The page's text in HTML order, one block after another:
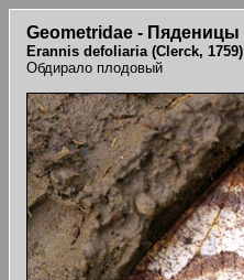
Geometridae - Пяденицы
Erannis defoliaria (Clerck, 1759)
Обдирало плодовый